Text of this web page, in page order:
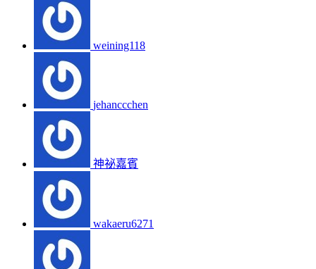
weining118
jehanccchen
神祕嘉賓
wakaeru6271